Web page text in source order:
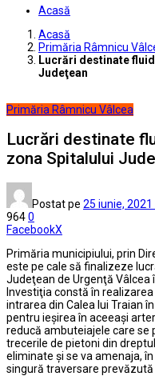
Acasă
Acasă
Primăria Râmnicu
Lucrări destinate
Judeţean
Primăria Râmnicu Vâlcea
Lucrări destinate
zona Spitalului
Postat pe 25 iunie, 2021
9640
FacebookX
Primăria municipiului, prin
este pe cale să finalizeze
Judeţean de Urgenţă Vâlcea
Investiţia constă în
intrarea din Calea lui Traian
pentru ieşirea în aceeaşi
reducă ambuteiajele care se
trecerile de pietoni din
eliminate şi se va amenaja,
singură traversare